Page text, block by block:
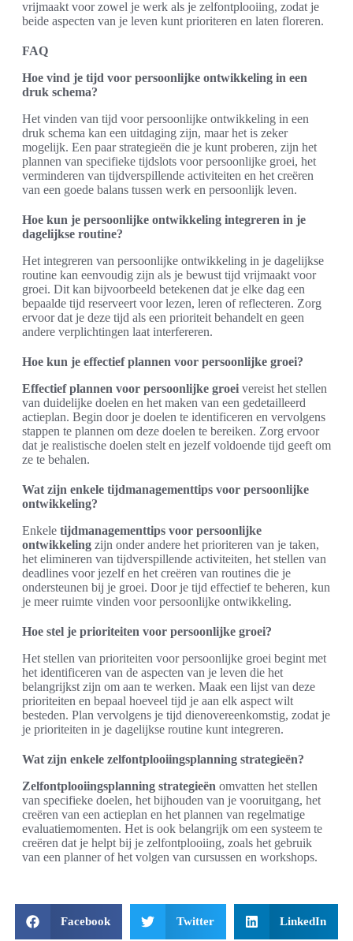
vrijmaakt voor zowel je werk als je zelfontplooiing, zodat je
beide aspecten van je leven kunt prioriteren en laten floreren.
FAQ
Hoe vind je tijd voor persoonlijke ontwikkeling in een
druk schema?
Het vinden van tijd voor persoonlijke ontwikkeling in een
druk schema kan een uitdaging zijn, maar het is zeker
mogelijk. Een paar strategieën die je kunt proberen, zijn het
plannen van specifieke tijdslots voor persoonlijke groei, het
verminderen van tijdverspillende activiteiten en het creëren
van een goede balans tussen werk en persoonlijk leven.
Hoe kun je persoonlijke ontwikkeling integreren in je
dagelijkse routine?
Het integreren van persoonlijke ontwikkeling in je dagelijkse
routine kan eenvoudig zijn als je bewust tijd vrijmaakt voor
groei. Dit kan bijvoorbeeld betekenen dat je elke dag een
bepaalde tijd reserveert voor lezen, leren of reflecteren. Zorg
ervoor dat je deze tijd als een prioriteit behandelt en geen
andere verplichtingen laat interfereren.
Hoe kun je effectief plannen voor persoonlijke groei?
Effectief plannen voor persoonlijke groei vereist het stellen
van duidelijke doelen en het maken van een gedetailleerd
actieplan. Begin door je doelen te identificeren en vervolgens
stappen te plannen om deze doelen te bereiken. Zorg ervoor
dat je realistische doelen stelt en jezelf voldoende tijd geeft om
ze te behalen.
Wat zijn enkele tijdmanagementtips voor persoonlijke
ontwikkeling?
Enkele tijdmanagementtips voor persoonlijke
ontwikkeling zijn onder andere het prioriteren van je taken,
het elimineren van tijdverspillende activiteiten, het stellen van
deadlines voor jezelf en het creëren van routines die je
ondersteunen bij je groei. Door je tijd effectief te beheren, kun
je meer ruimte vinden voor persoonlijke ontwikkeling.
Hoe stel je prioriteiten voor persoonlijke groei?
Het stellen van prioriteiten voor persoonlijke groei begint met
het identificeren van de aspecten van je leven die het
belangrijkst zijn om aan te werken. Maak een lijst van deze
prioriteiten en bepaal hoeveel tijd je aan elk aspect wilt
besteden. Plan vervolgens je tijd dienovereenkomstig, zodat je
je prioriteiten in je dagelijkse routine kunt integreren.
Wat zijn enkele zelfontplooiingsplanning strategieën?
Zelfontplooiingsplanning strategieën omvatten het stellen
van specifieke doelen, het bijhouden van je vooruitgang, het
creëren van een actieplan en het plannen van regelmatige
evaluatiemomenten. Het is ook belangrijk om een systeem te
creëren dat je helpt bij je zelfontplooiing, zoals het gebruik
van een planner of het volgen van cursussen en workshops.
Facebook Twitter LinkedIn